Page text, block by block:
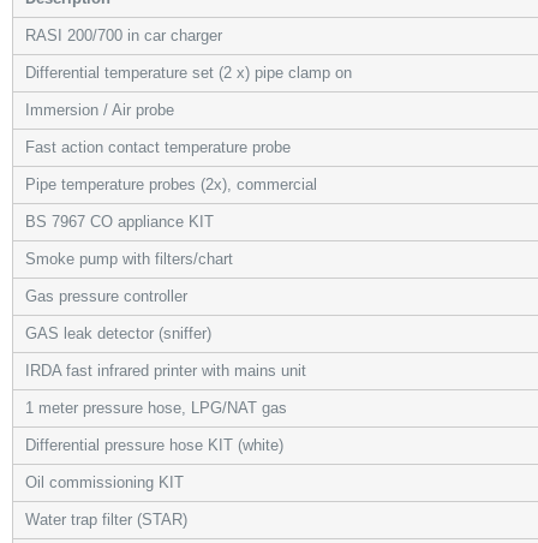
RASI 200/700 in car charger
Differential temperature set (2 x) pipe clamp on
Immersion / Air probe
Fast action contact temperature probe
Pipe temperature probes (2x), commercial
BS 7967 CO appliance KIT
Smoke pump with filters/chart
Gas pressure controller
GAS leak detector (sniffer)
IRDA fast infrared printer with mains unit
1 meter pressure hose, LPG/NAT gas
Differential pressure hose KIT (white)
Oil commissioning KIT
Water trap filter (STAR)